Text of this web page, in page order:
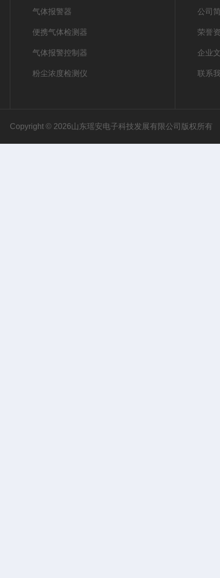
气体报警器
便携气体检测器
气体报警控制器
粉尘浓度检测仪
公司
荣誉
企业
联系
Copyright © 2026山东瑶安电子科技发展有限公司版权所有